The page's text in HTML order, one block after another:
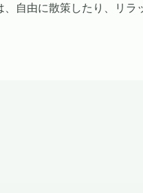
自由に散策したり、リラ